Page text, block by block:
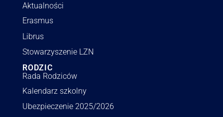
Aktualności
Erasmus
Librus
Stowarzyszenie LZN
RODZIC
Rada Rodziców
Kalendarz szkolny
Ubezpieczenie 2025/2026